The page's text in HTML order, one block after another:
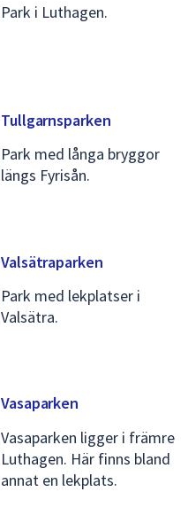
Park i Luthagen.
Tullgarnsparken
Park med långa bryggor
längs Fyrisån.
Valsätraparken
Park med lekplatser i
Valsätra.
Vasaparken
Vasaparken ligger i främre
Luthagen. Här finns bland
annat en lekplats.